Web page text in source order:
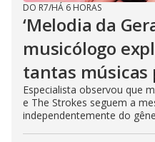
DO R7/HÁ 6 HORAS
‘Melodia da
musicólogo
tantas músicas
Especialista observou que
e The Strokes seguem a
independentemente do